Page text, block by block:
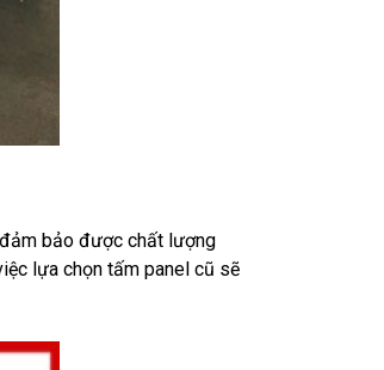
bảo được chất lượng
lựa chọn tấm panel cũ sẽ